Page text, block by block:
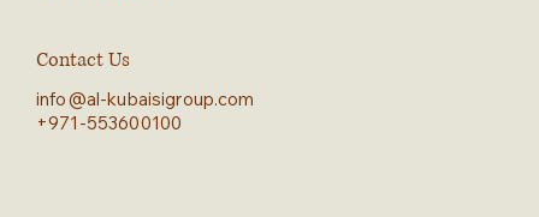
Contact Us
info@al-kubaisigroup.com
+971-553600100